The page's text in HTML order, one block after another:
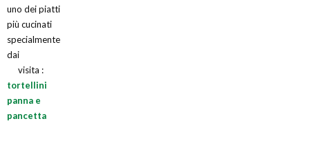
uno dei piatti
più cucinati
specialmente
dai
visita :
tortellini
panna e
pancetta